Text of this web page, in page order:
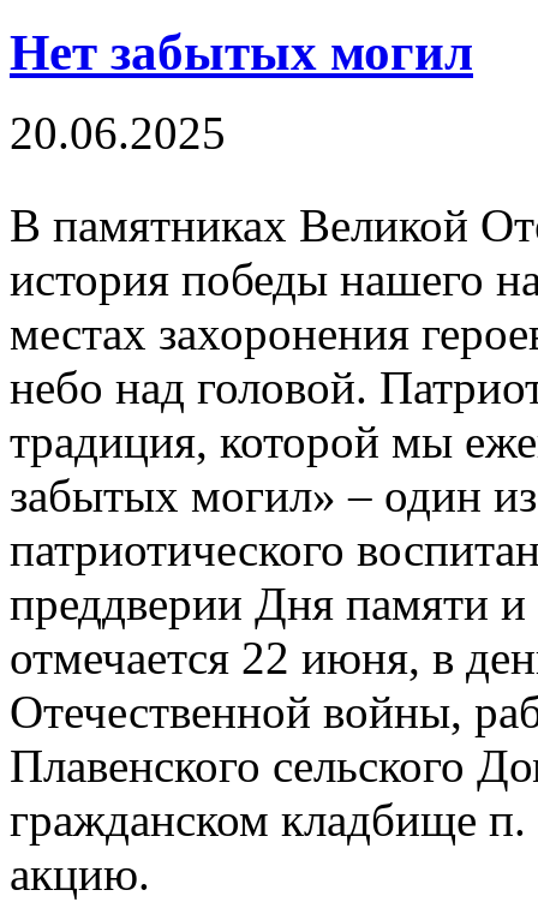
Нет забытых могил
20.06.2025
В памятниках Великой
история победы нашего
местах захоронения
небо над головой.
традиция, которой мы
забытых могил» – один
патриотического
преддверии Дня памяти
отмечается 22 июня, в
Отечественной войны,
Плавенского сельского
гражданском кладбище
акцию.